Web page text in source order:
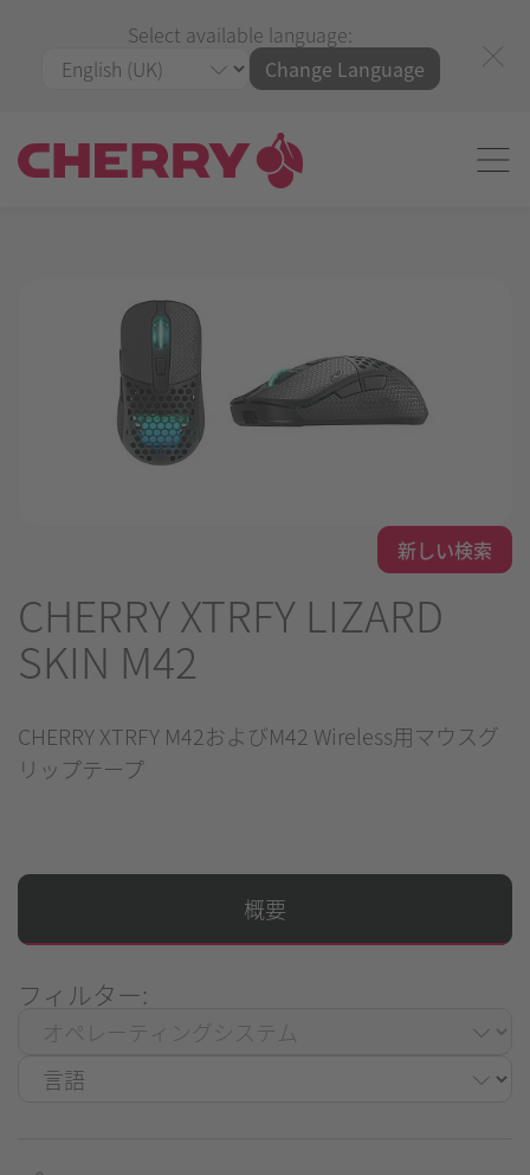
Select available language:
Change Language
新しい検索
CHERRY XTRFY LIZARD
SKIN M42
CHERRY XTRFY M42およびM42 Wireless用マウスグ
リップテープ
概要
フィルター: